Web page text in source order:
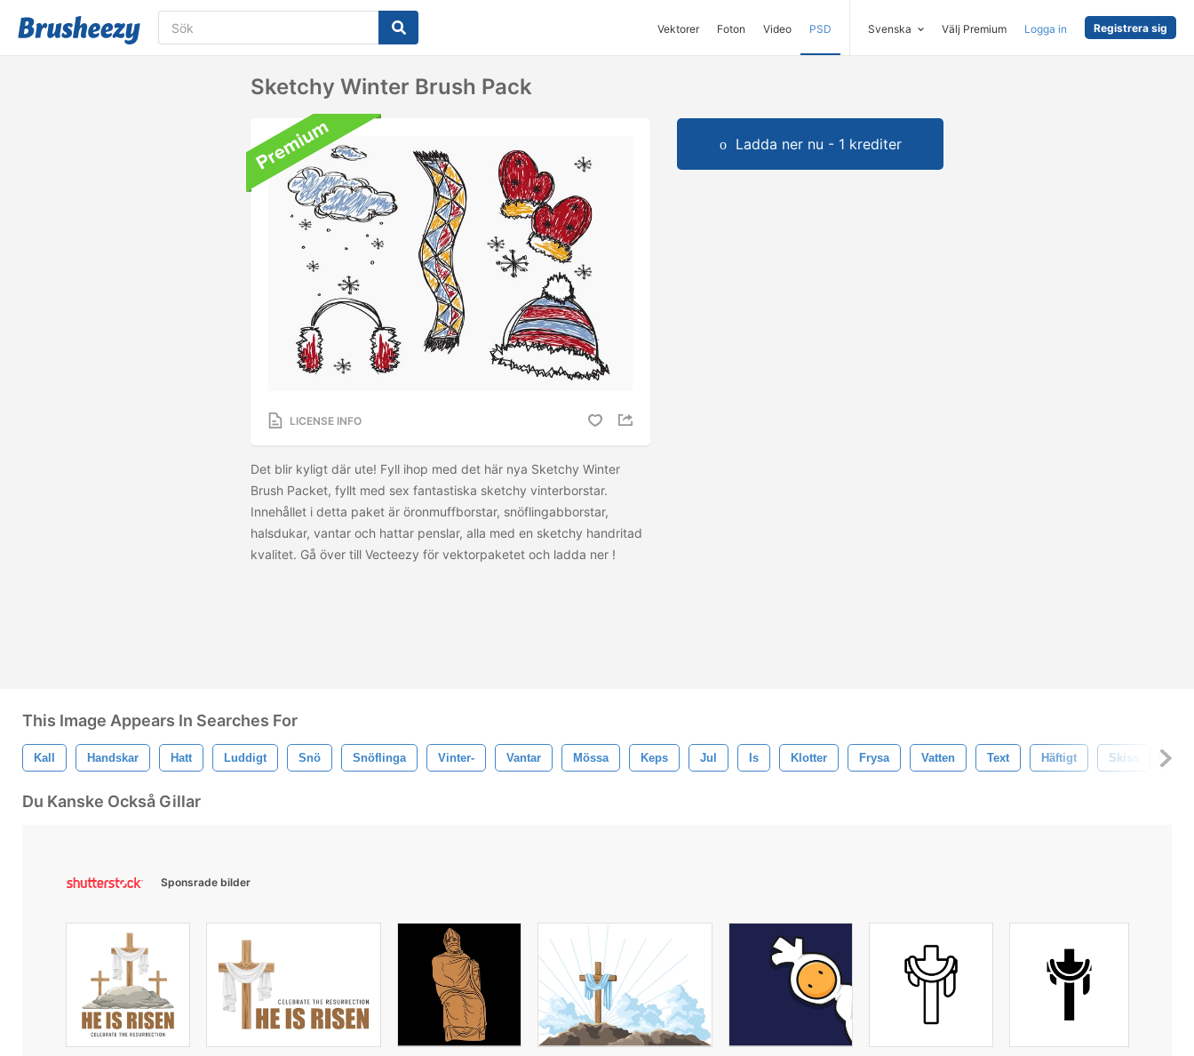
Vektorer Foton Video PSD Svenska Välj Premium Logga in Registrera sig
Sketchy Winter Brush Pack
LICENSE INFO
Det blir kyligt där ute! Fyll ihop med det här nya Sketchy Winter
Brush Packet, fyllt med sex fantastiska sketchy vinterborstar.
Innehållet i detta paket är öronmuffborstar, snöflingabborstar,
halsdukar, vantar och hattar penslar, alla med en sketchy handritad
kvalitet. Gå över till Vecteezy för vektorpaketet och ladda ner !
Ladda ner nu - 1 krediter
This Image Appears In Searches For
Kall Handskar Hatt Luddigt Snö Snöflinga Vinter- Vantar Mössa Keps Jul Is Klotter Frysa Vatten Text Häftigt Skiss
Du Kanske Också Gillar
Sponsrade bilder